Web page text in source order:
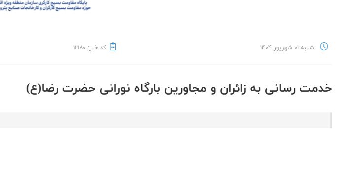
شنبه ۰۱ شهریور ۱۴۰۴ کد خبر: ۱۲۱۸۰
خدمت رسانی به زائران و مجاورین بارگاه نورانی حضرت رضا(ع)